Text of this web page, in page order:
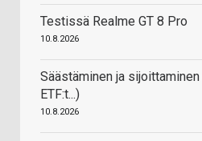
Testissä Realme GT 8 Pro
10.8.2026
Säästäminen ja
ETF:t...)
10.8.2026